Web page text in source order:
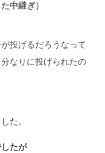
中継ぎ）
投げるだろうなって
なりに投げられたの
た。
たが